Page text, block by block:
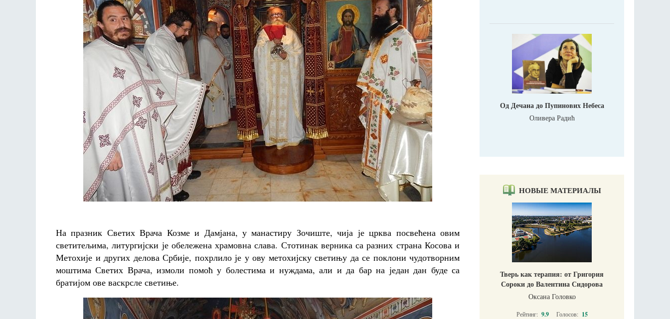
На празник Светих Врача Козме и Дамјана, у манастиру Зочиште, чија је црква посвећена овим
светитељима, литургијски је обележена храмовна слава. Стотинак верника са разних страна Косова и
Метохије и других делова Србије, похрлило је у ову метохијску светињу да се поклони чудотворним
моштима Светих Врача, измоли помоћ у болестима и нуждама, али и да бар на један дан буде са
братијом ове васкрсле светиње.
Од Дечана до Пупинових Небеса
Оливера Радић
НОВЫЕ МАТЕРИАЛЫ
Тверь как терапия: от Григория
Сороки до Валентина Сидорова
Оксана Головко
Рейтинг: 9.9 Голосов: 15